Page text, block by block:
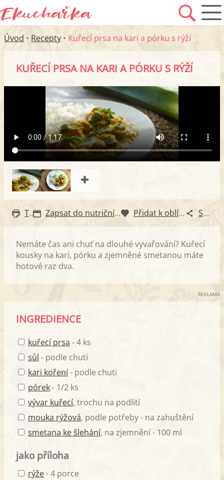
Úvod • Recepty • Kuřecí prsa na kari a pórku s rýží
KUŘECÍ PRSA NA KARI A PÓRKU S RÝŽÍ
Tisk Zapsat do nutričního diáře Přidat k oblíbeným Sdílet
Nemáte čas ani chuť na dlouhé vyvařování? Kuřecí
kousky na kari, pórku a zjemněné smetanou máte
hotové raz dva.
REKLAMA
INGREDIENCE
kuřecí prsa - 4 ks
sůl - podle chuti
kari koření- podle chuti
pórek- 1/2 ks
vývar kuřecí, trochu na podlití
mouka rýžová, podle potřeby - na zahuštění
smetana ke šlehání, na zjemnění - 100 ml
jako příloha
rýže- 4 porce